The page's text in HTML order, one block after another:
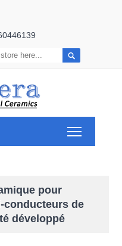

pour
conducteurs de
développé